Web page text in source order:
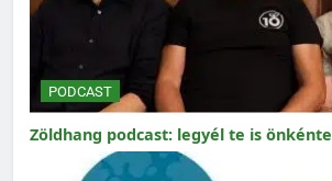
PODCAST
Zöldhang podcast: legyél te is